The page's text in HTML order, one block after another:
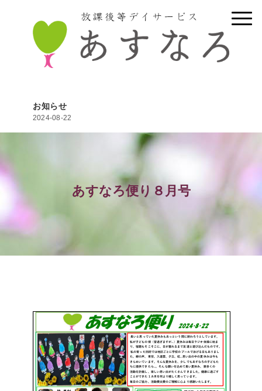
お知らせ
2024-08-22
あすなろ便り８月号